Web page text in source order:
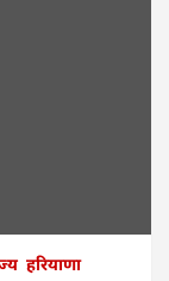
हरियाणा